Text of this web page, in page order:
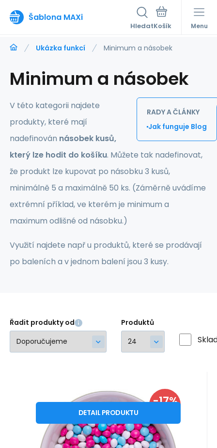
Šablona MAXi
Hledat Menu
Ukázka funkcí Minimum a násobek
Minimum a násobek
RADY A ČLÁNKY
Jak funguje Blog
V této kategorii najdete
produkty, které mají
nadefinován násobek kusů,
který lze hodit do košíku. Můžete tak nadefinovat,
že produkt lze kupovat po násobku 3 kusů,
minimálně 5 a maximálně 50 ks. (Záměrně uvádíme
extrémní příklad, ve kterém je minimum a
maximum odlišné od násobku.)
Využití najdete např u produktů, které se prodávají
po baleních a v jednom balení jsou 3 kusy.
Řadit produkty od Produktů
-17%
Lentilky
Kód:P18
25Kč30 Kč
Skladem
DETAIL PRODUKTU
Praesent dapibus. Fusce consectetuer
risus a nunc. Duis condimentum augue id
magna semper rutrum. Ut